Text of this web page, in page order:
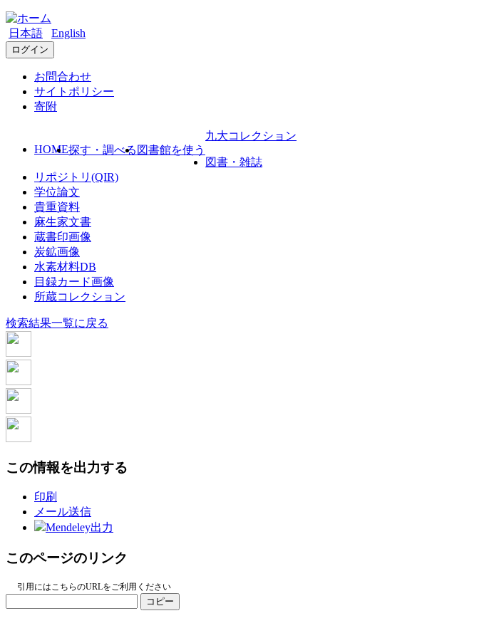
日本語 English
ログイン
お問合わせ
サイトポリシー
寄附
HOME探す・調べる 図書館を使う
九大コレクション
図書・雑誌
リポジトリ(QIR)
学位論文
貴重資料
麻生家文書
蔵書印画像
炭鉱画像
水素材料DB
目録カード画像
所蔵コレクション
検索結果一覧に戻る
この情報を出力する
印刷
メール送信
Mendeley出力
このページのリンク
引用にはこちらのURLをご利用ください
コピー